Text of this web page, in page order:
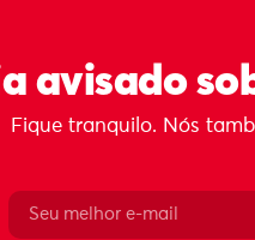
avisado
Fique tranquilo. Nós